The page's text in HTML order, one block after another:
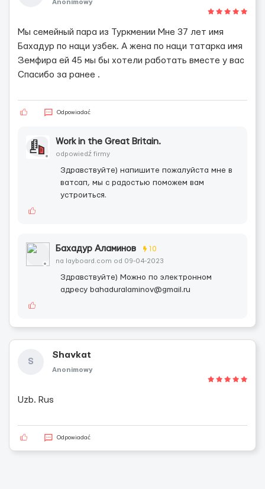
Anonimowy
Мы семейный пара из Туркмении Мне 37 лет имя
Бахадур по наци узбек. А жена по наци татарка имя
Земфира ей 45 мы бы хотели работать вместе у вас
Спасибо за ранее .
Odpowiadać
Work in the Great Britain.
odpowiedź firmy
Здравствуйте) напишите пожалуйста мне в
ватсап, мы с радостью поможем вам
устроиться.
Бахадур Аламинов 10
na layboard.com od 09-04-2023
Здравствуйте) Можно по электронном
адресу bahaduralaminov@gmail.ru
S
Shavkat
Anonimowy
Uzb. Rus
Odpowiadać